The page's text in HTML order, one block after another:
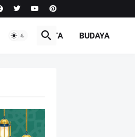
PARIWISATA BUDAYA